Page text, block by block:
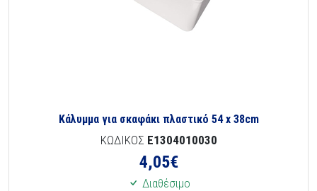
Κάλυμμα για σκαφάκι πλαστικό 54 x 38cm
ΚΩΔΙΚΟΣ E1304010030
4,05€
Διαθέσιμο